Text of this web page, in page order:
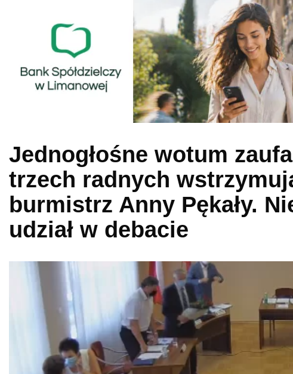
Jednogłośne wotum
trzech radnych
burmistrz Anny Pękały.
udział w debacie